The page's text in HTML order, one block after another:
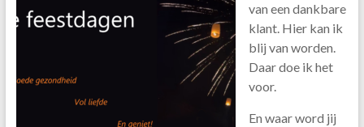
business
mediation
van een dankbare
klant. Hier kan ik
blij van worden.
Daar doe ik het
voor.
En waar word jij